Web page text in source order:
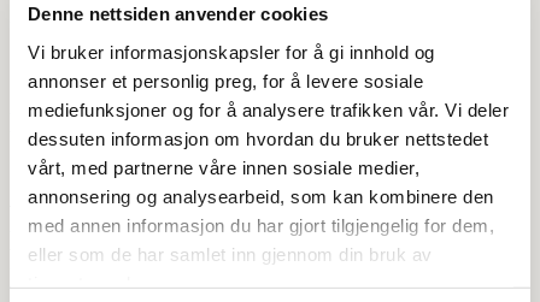
Denne nettsiden anvender cookies
Vi bruker informasjonskapsler for å gi innhold og
annonser et personlig preg, for å levere sosiale
mediefunksjoner og for å analysere trafikken vår. Vi deler
dessuten informasjon om hvordan du bruker nettstedet
vårt, med partnerne våre innen sosiale medier,
annonsering og analysearbeid, som kan kombinere den
med annen informasjon du har gjort tilgjengelig for dem,
eller som de har samlet inn gjennom din bruk av
forståelig måte.
Kurset er utviklet for deg som ønsker
oversikt og trygghet i bruken av LinkedIn
Ads, uten at det blir teknisk tungt eller
performance-orientert. Her handler det om å
forstå hva som fungerer, hvorfor det